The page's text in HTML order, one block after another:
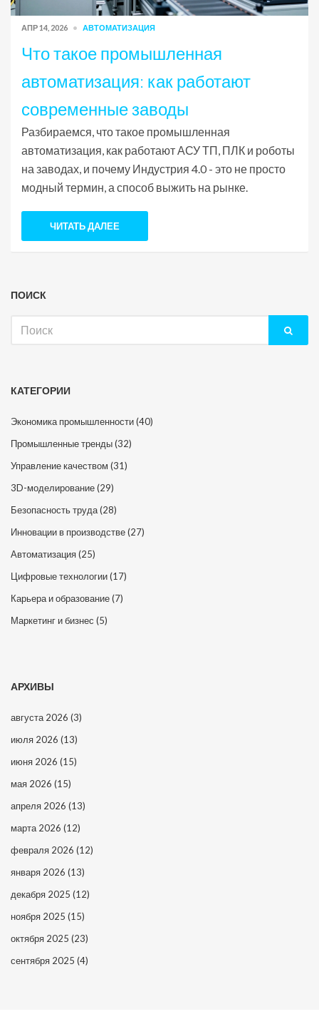
АПР 14, 2026 АВТОМАТИЗАЦИЯ
Что такое промышленная
автоматизация: как работают
современные заводы
Разбираемся, что такое промышленная
автоматизация, как работают АСУ ТП, ПЛК и роботы
на заводах, и почему Индустрия 4.0 - это не просто
модный термин, а способ выжить на рынке.
ЧИТАТЬ ДАЛЕЕ
ПОИСК
КАТЕГОРИИ
Экономика промышленности(40)
Промышленные тренды(32)
Управление качеством (31)
3D-моделирование(29)
Безопасность труда(28)
Инновации в производстве(27)
Автоматизация(25)
Цифровые технологии(17)
Карьера и образование(7)
Маркетинг и бизнес (5)
АРХИВЫ
августа 2026 (3)
июля 2026 (13)
июня 2026 (15)
мая 2026 (15)
апреля 2026 (13)
марта 2026 (12)
февраля 2026 (12)
января 2026 (13)
декабря 2025 (12)
ноября 2025 (15)
октября 2025 (23)
сентября 2025 (4)